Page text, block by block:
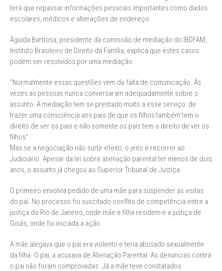
terá que repassar informações pessoais importantes como dados
escolares, médicos e alterações de endereço.
Àguida Barbosa, presidente da comissão de mediação do IBDFAM,
Instituto Brasileiro de Direito da Família, explica que estes casos
podem ser resolvidos por uma mediação.
“Normalmente essas questões vem da falta de comunicação. Ás
vezes as pessoas nunca conversaram adequadamente sobre o
assunto. A mediação tem se prestado muito a esse serviço: de
trazer uma consciência aos pais de que os filhos também tem o
direito de ver os pais e não somente os pais tem o direito de ver os
filhos”
Mas se a negociação não surtir efeito, o jeito é recorrer ao
Judiciário. Apesar da lei sobre alienação parental ter menos de dois
anos, o assunto já chegou ao Superior Tribunal de Justiça.
O primeiro envolvia pedido de uma mãe para suspender as visitas
do pai. No processo foi suscitado conflito de competência entre a
justiça do Rio de Janeiro, onde mãe e filha residem e a justiça de
Goiás, onde foi iniciada a ação.
A mãe alegava que o pai era violento e teria abusado sexualmente
da filha. O pai, a acusava de Alienação Parental. As denuncias contra
o pai não foram comprovadas. Já a mãe teve constatados